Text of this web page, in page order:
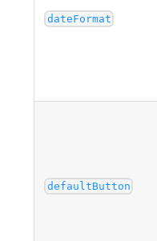
dateFormat
defaultButton